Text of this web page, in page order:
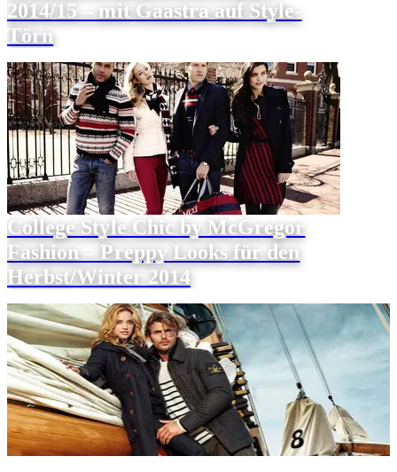
2014/15 – mit Gaastra auf Style-
Törn
College Style Chic by McGregor
Fashion – Preppy Looks für den
Herbst/Winter 2014